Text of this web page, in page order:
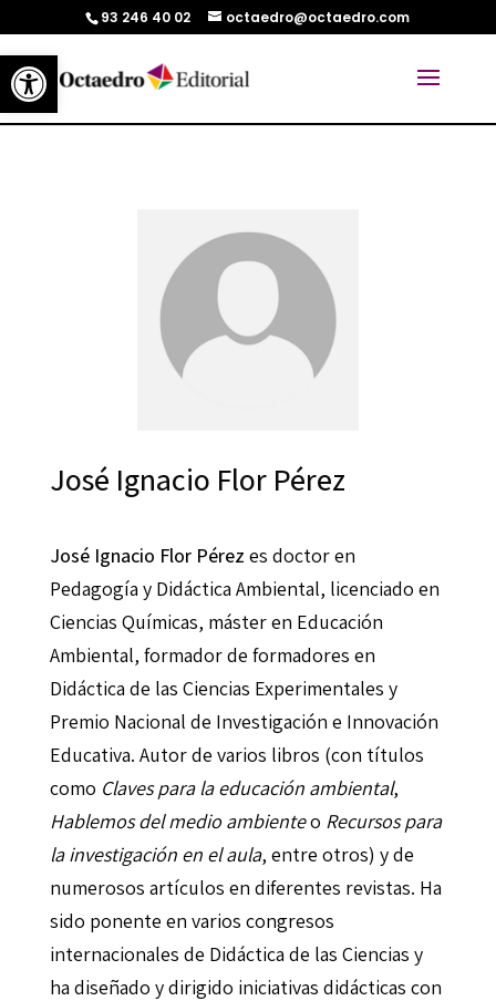
Abrir barra de herramientas
93 246 40 02 octaedro@octaedro.com
José Ignacio Flor Pérez
José Ignacio Flor Pérez es doctor en
Pedagogía y Didáctica Ambiental, licenciado en
Ciencias Químicas, máster en Educación
Ambiental, formador de formadores en
Didáctica de las Ciencias Experimentales y
Premio Nacional de Investigación e Innovación
Educativa. Autor de varios libros (con títulos
como Claves para la educación ambiental,
Hablemos del medio ambienteo Recursos para
la investigación en el aula, entre otros) y de
numerosos artículos en diferentes revistas. Ha
sido ponente en varios congresos
internacionales de Didáctica de las Ciencias y
ha diseñado y dirigido iniciativas didácticas con